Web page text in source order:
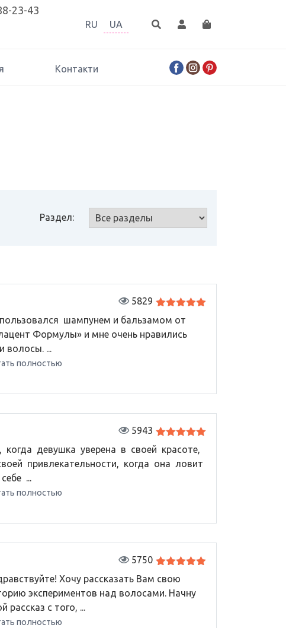
23-43
RU UA
Контакти
Раздел:
5829
из 5
шампунем и бальзамом от
Формулы» и мне очень нравились
волосы. ...
полностью
5943
Оценка
из 5
когда девушка уверена в своей красоте,
привлекательности, когда она ловит
...
полностью
5750
из 5
Хочу рассказать Вам свою
экспериментов над волосами. Начну
рассказ с того, ...
полностью